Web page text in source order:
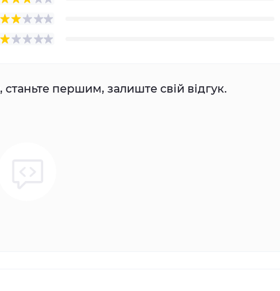
станьте першим, залиште свій відгук.